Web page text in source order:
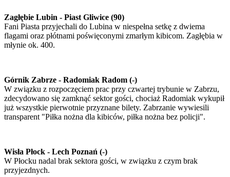
Zagłębie Lubin - Piast Gliwice (90)
Fani Piasta przyjechali do Lubina w niespełna setkę z dwiema
flagami oraz płótnami poświęconymi zmarłym kibicom. Zagłębia w
młynie ok. 400.
Górnik Zabrze - Radomiak Radom (-)
W związku z rozpoczęciem prac przy czwartej trybunie w Zabrzu,
zdecydowano się zamknąć sektor gości, chociaż Radomiak wykupił
już wszystkie pierwotnie przyznane bilety. Zabrzanie wywiesili
transparent "Piłka nożna dla kibiców, piłka nożna bez policji".
Wisła Płock - Lech Poznań (-)
W Płocku nadal brak sektora gości, w związku z czym brak
przyjezdnych.